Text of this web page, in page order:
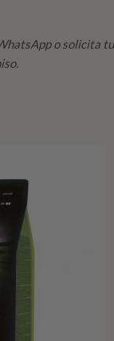
o solicita tu